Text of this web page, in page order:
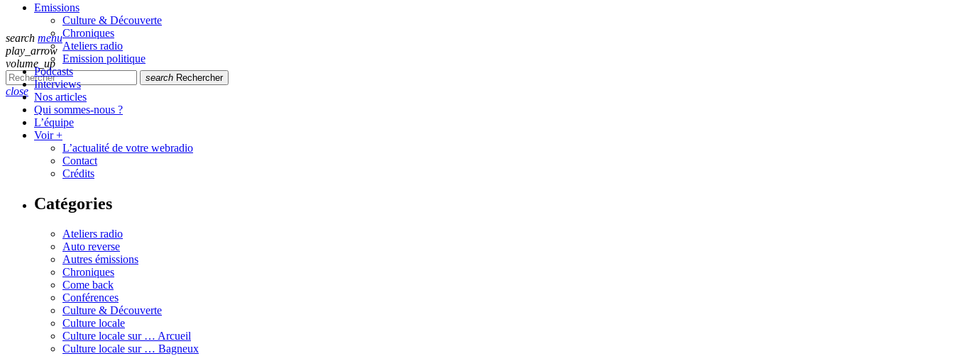
search menu
play_arrow
volume_up
search Rechercher
close
Emissions
Culture & Découverte
Chroniques
Ateliers radio
Emission politique
Podcasts
Interviews
Nos articles
Qui sommes-nous ?
L’équipe
Voir +
L’actualité de votre webradio
Contact
Crédits
Catégories
Ateliers radio
Auto reverse
Autres émissions
Chroniques
Come back
Conférences
Culture & Découverte
Culture locale
Culture locale sur … Arcueil
Culture locale sur … Bagneux